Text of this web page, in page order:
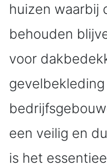
huizen waarbij
behouden
voor
een veilig en
is het